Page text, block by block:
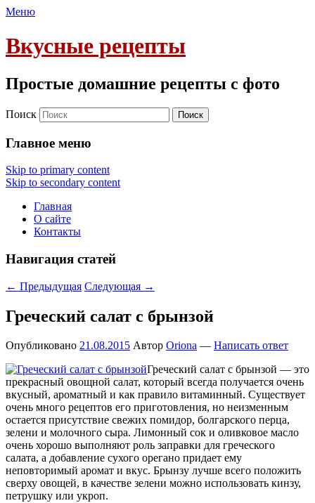
Меню
Вкусные рецепты
Простые домашние рецепты с фото
Поиск
Главное меню
Skip to primary content
Skip to secondary content
Главная
О сайте
Контакты
Навигация статей
← Предыдущая Следующая →
Греческий салат с брынзой
Опубликовано 21.08.2015 Автор Oriona — Написать ответ
Греческий салат с брынзой — это
прекрасный овощной салат, который всегда получается очень
вкусный, ароматный и как правило витаминный. Существует
очень много рецептов его приготовления, но неизменным
остается присутствие свежих помидор, болгарского перца,
зелени и молочного сыра. Лимонный сок и оливковое масло
очень хорошо выполняют роль заправки для греческого
салата, а добавление сухого орегано придает ему
неповторимый аромат и вкус. Брынзу лучше всего положить
сверху овощей, в качестве зелени можно использовать кинзу,
петрушку или укроп.